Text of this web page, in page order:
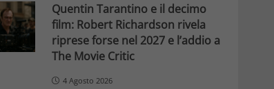
Quentin Tarantino e il decimo
film: Robert Richardson rivela
riprese forse nel 2027 e l’addio a
The Movie Critic
4 Agosto 2026